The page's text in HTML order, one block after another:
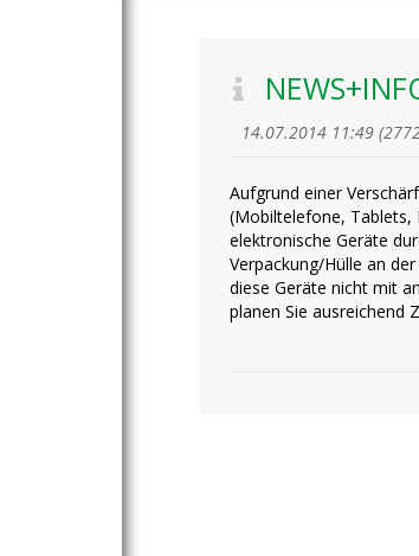
14.07.2014 11:49(
Aufgrund einer
(Mobiltelefone, Tablets,
elektronische Geräte
Verpackung/Hülle an
diese Geräte nicht mit
planen Sie ausreichend